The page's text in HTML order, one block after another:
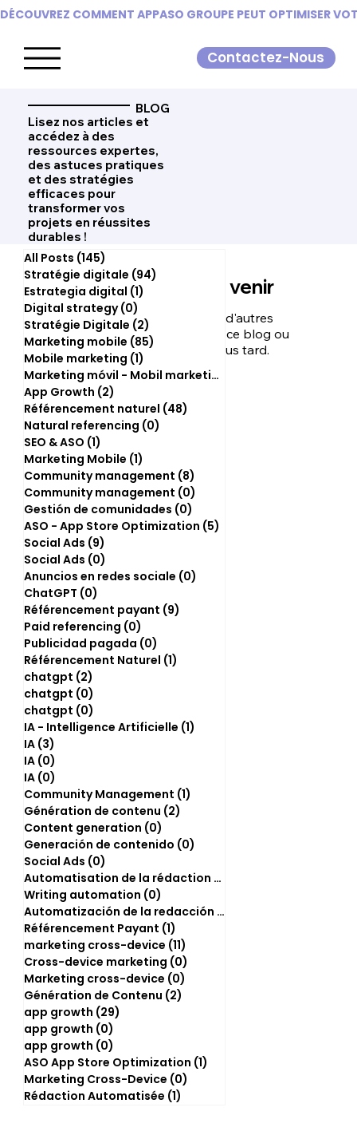
Contactez-Nous
DÉCOUVREZ COMMENT APPASO GROUPE PEUT OPTIMISER
BLOG
Lisez nos articles et
accédez à des
ressources expertes,
des astuces pratiques
et des stratégies
efficaces pour
transformer vos
projets en réussites
durables !
Posts à venir
Découvrez d'autres
catégories de ce blog ou
revenez plus tard.
All Posts (145)
Stratégie digitale (94)
Estrategia digital (1)
Digital strategy(0)
Stratégie Digitale (2)
Marketing mobile (85)
Mobile marketing (1)
Marketing móvil - Mobil marketing
App Growth (2)
Référencement naturel (48)
Natural referencing (0)
SEO & ASO (1)
Marketing Mobile (1)
Community management (8)
Community management (0)
Gestión de comunidades (0)
ASO - App Store Optimization (5)
Social Ads (9)
Social Ads (0)
Anuncios en redes sociale (0)
ChatGPT (0)
Référencement payant (9)
Paid referencing (0)
Publicidad pagada (0)
Référencement Naturel (1)
chatgpt (2)
chatgpt (0)
chatgpt (0)
IA - Intelligence Artificielle (1)
IA (3)
IA (0)
IA (0)
Community Management (1)
Génération de contenu (2)
Content generation (0)
Generación de contenido (0)
Social Ads (0)
Automatisation de la rédaction (2)
Writing automation (0)
Automatización de la redacción (0)
Référencement Payant (1)
marketing cross-device (11)
Cross-device marketing (0)
Marketing cross-device (0)
Génération de Contenu (2)
app growth (29)
app growth (0)
app growth (0)
ASO App Store Optimization (1)
Marketing Cross-Device (0)
Rédaction Automatisée (1)